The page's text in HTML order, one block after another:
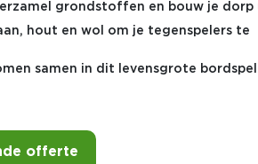
grondstoffen en bouw je dorp
hout en wol om je tegenspelers te
samen in dit levensgrote
offerte